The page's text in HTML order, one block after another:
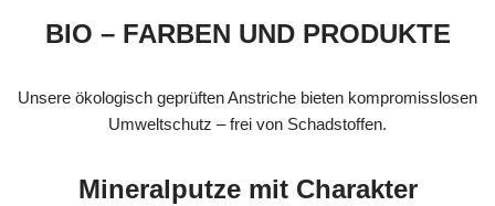
BIO – FARBEN UND PRODUKTE
Unsere ökologisch geprüften Anstriche bieten kompromisslosen
Umweltschutz – frei von Schadstoffen.
Mineralputze mit Charakter